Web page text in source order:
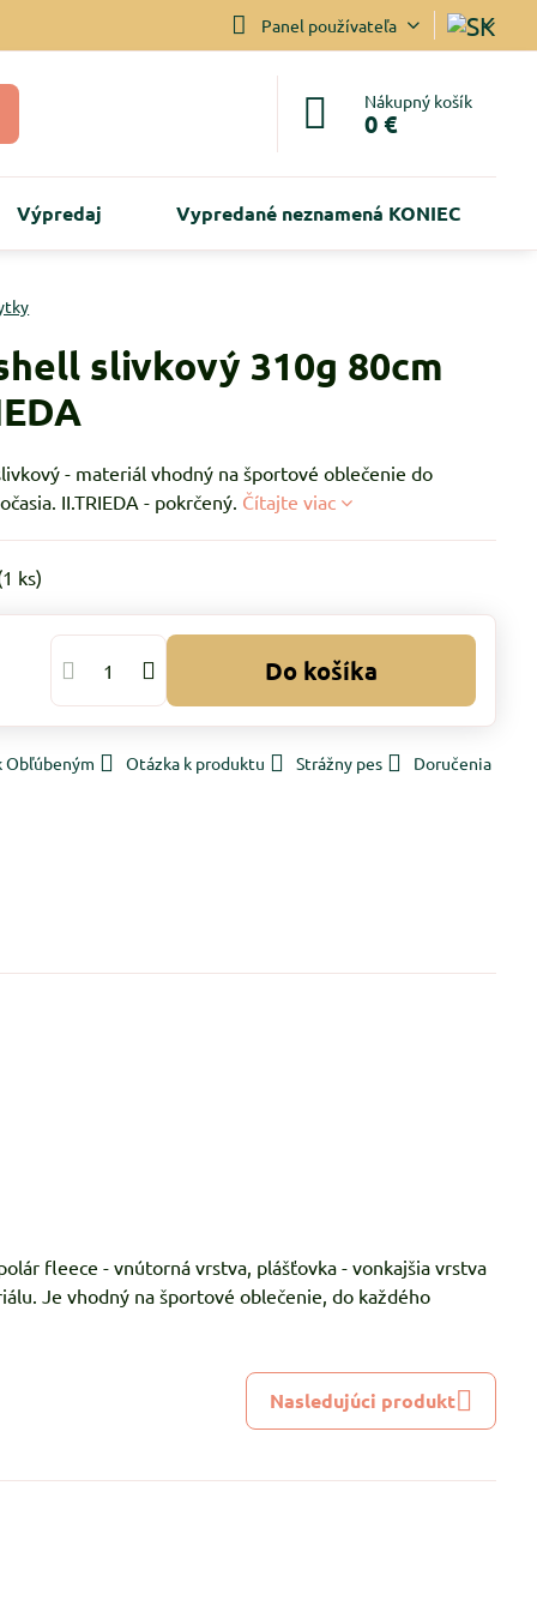
Panel používateľa
Nákupný košík
0 €
Výpredaj Vypredané neznamená KONIEC
slivkový 310g 80cm
- materiál vhodný na športové oblečenie do
II.TRIEDA - pokrčený. Čítajte viac
1 ks)
Do košíka
Obľúbeným Otázka k produktu Strážny pes Doručenia
fleece - vnútorná vrstva, plášťovka - vonkajšia vrstva
Je vhodný na športové oblečenie, do každého
Nasledujúci produkt